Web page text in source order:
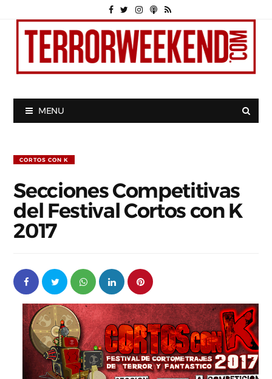
MENU
CORTOS CON K
Secciones Competitivas
del Festival Cortos con K
2017